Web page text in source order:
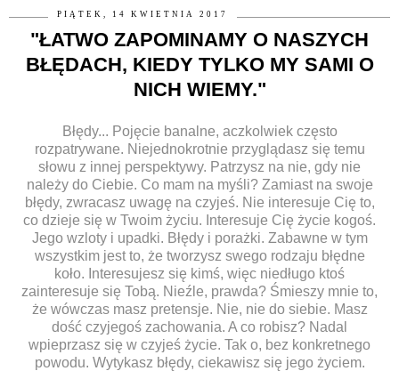
PIĄTEK, 14 KWIETNIA 2017
"ŁATWO ZAPOMINAMY O NASZYCH
BŁĘDACH, KIEDY TYLKO MY SAMI O
NICH WIEMY."
Błędy... Pojęcie banalne, aczkolwiek często
rozpatrywane. Niejednokrotnie przyglądasz się temu
słowu z innej perspektywy. Patrzysz na nie, gdy nie
należy do Ciebie. Co mam na myśli? Zamiast na swoje
błędy, zwracasz uwagę na czyjeś. Nie interesuje Cię to,
co dzieje się w Twoim życiu. Interesuje Cię życie kogoś.
Jego wzloty i upadki. Błędy i porażki. Zabawne w tym
wszystkim jest to, że tworzysz swego rodzaju błędne
koło. Interesujesz się kimś, więc niedługo ktoś
zainteresuje się Tobą. Nieźle, prawda? Śmieszy mnie to,
że wówczas masz pretensje. Nie, nie do siebie. Masz
dość czyjegoś zachowania. A co robisz? Nadal
wpieprzasz się w czyjeś życie. Tak o, bez konkretnego
powodu. Wytykasz błędy, ciekawisz się jego życiem.